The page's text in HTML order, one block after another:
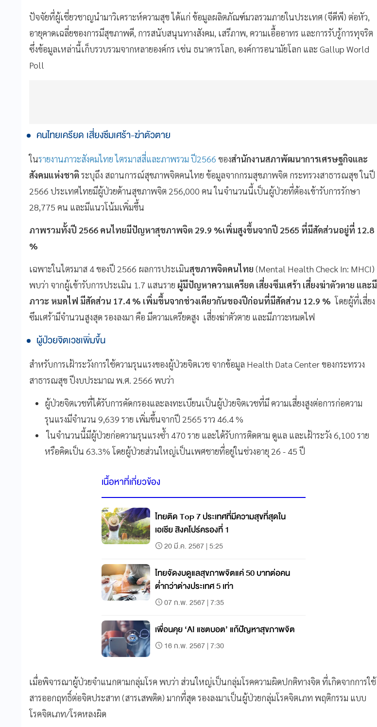
ปัจจัยที่ผู้เชี่ยวชาญนำมาวิเคราะห์ความสุข ได้แก่ ข้อมูลผลิตภัณฑ์มวลรวมภายในประเทศ (จีดีพี) ต่อหัว,
อายุคาดเฉลี่ยของการมีสุขภาพดี, การสนับสนุนทางสังคม, เสรีภาพ, ความเอื้ออาทร และการรับรู้การทุจริต
ซึ่งข้อมูลเหล่านี้เก็บรวบรวมจากหลายองค์กร เช่น ธนาคารโลก, องค์การอนามัยโลก และ Gallup World
Poll
คนไทยเครียด เสี่ยงซึมเศร้า-ฆ่าตัวตาย
ในรายงานภาวะสังคมไทย ไตรมาสสี่และภาพรวม ปี2566 ของสำนักงานสภาพัฒนาการเศรษฐกิจและ
สังคมแห่งชาติ ระบุถึง สถานการณ์สุขภาพจิตคนไทย ข้อมูลจากกรมสุขภาพจิต กระทรวงสาธารณสุข ในปี
2566 ประเทศไทยมีผู้ป่วยด้านสุขภาพจิต 256,000 คน ในจำนวนนี้เป็นผู้ป่วยที่ต้องเข้ารับการรักษา
28,775 คน และมีแนวโน้มเพิ่มขึ้น
ภาพรวมทั้งปี 2566 คนไทยมีปัญหาสุขภาพจิต 29.9 %เพิ่มสูงขึ้นจากปี 2565 ที่มีสัดส่วนอยู่ที่ 12.8
%
เฉพาะในไตรมาส 4 ของปี 2566 ผลการประเมินสุขภาพจิตคนไทย (Mental Health Check In: MHCI)
พบว่า จากผู้เข้ารับการประเมิน 1.7 แสนราย ผู้มีปัญหาความเครียด เสี่ยงซึมเศร้า เสี่ยงฆ่าตัวตาย และมี
ภาวะ หมดไฟ มีสัดส่วน 17.4 % เพิ่มขึ้นจากช่วงเดียวกันของปีก่อนที่มีสัดส่วน 12.9 % โดยผู้ที่เสี่ยง
ซึมเศร้ามีจำนวนสูงสุด รองลงมา คือ มีความเครียดสูง เสี่ยงฆ่าตัวตาย และมีภาวะหมดไฟ
ผู้ป่วยจิตเวชเพิ่มขึ้น
สำหรับการเฝ้าระวังการใช้ความรุนแรงของผู้ป่วยจิตเวช จากข้อมูล Health Data Center ของกระทรวง
สาธารณสุข ปีงบประมาณ พ.ศ. 2566 พบว่า
ผู้ป่วยจิตเวชที่ได้รับการคัดกรองและลงทะเบียนเป็นผู้ป่วยจิตเวชที่มี ความเสี่ยงสูงต่อการก่อความ
รุนแรงมีจำนวน 9,639 ราย เพิ่มขึ้นจากปี 2565 ราว 46.4 %
ในจำนวนนี้มีผู้ป่วยก่อความรุนแรงซ้ำ 470 ราย และได้รับการติดตาม ดูแล และเฝ้าระวัง 6,100 ราย
หรือคิดเป็น 63.3% โดยผู้ป่วยส่วนใหญ่เป็นเพศชายที่อยู่ในช่วงอายุ 26 - 45 ปี
เนื้อหาที่เกี่ยวข้อง
ไทยติด Top 7 ประเทศที่มีความสุขที่สุดใน
เอเชีย สิงคโปร์ครองที่ 1
20 มี.ค. 2567 | 5:25
ไทยจัดงบดูแลสุขภาพจิตแค่ 50 บาทต่อคน
ต่ำกว่าต่างประเทศ 5 เท่า
07 ก.พ. 2567 | 7:35
เพื่อนคุย ‘AI แชตบอต’ แก้ปัญหาสุขภาพจิต
16 ก.พ. 2567 | 7:30
เมื่อพิจารณาผู้ป่วยจำแนกตามกลุ่มโรค พบว่า ส่วนใหญ่เป็นกลุ่มโรคความผิดปกติทางจิต ที่เกิดจากการใช้
สารออกฤทธิ์ต่อจิตประสาท (สารเสพติด) มากที่สุด รองลงมาเป็นผู้ป่วยกลุ่มโรคจิตเภท พฤติกรรม แบบ
โรคจิตเภท/โรคหลงผิด